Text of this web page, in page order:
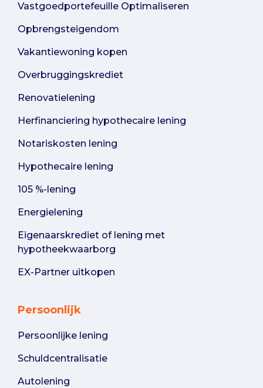
Vastgoedportefeuille Optimaliseren
Opbrengsteigendom
Vakantiewoning kopen
Overbruggingskrediet
Renovatielening
Herfinanciering hypothecaire lening
Notariskosten lening
Hypothecaire lening
105 %-lening
Energielening
Eigenaarskrediet of lening met
hypotheekwaarborg
EX-Partner uitkopen
Persoonlijk
Persoonlijke lening
Schuldcentralisatie
Autolening